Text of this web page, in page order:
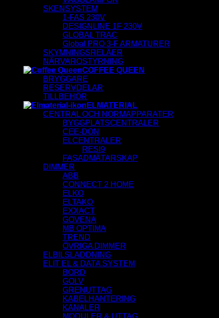
SKENSYSTEM
1-FAS 230V
DESIGNLINE 1F 230V
GLOBAL TRAC
Global PRO 3-F ARMATURER
SKYMNINGSRELÄER
NÄRVAROSTYRNING
COFFEE QUEEN
BRYGGARE
RESERVDELAR
TILLBEHÖR
ELMATERIAL
CENTRAL OCH NORMAPPARATER
BYGGPLATSCENTRALER
CEE-DON
ELCENTRALER
RESI9
FASADMÄTARSKAP
DIMMER
ABB
CONNECT 2 HOME
ELKO
ELTAKO
EXXACT
GOVENA
MB OPTIMA
TREND
ÖVRIGA DIMMER
ELBILSLADDNING
ELIT EL & DATA SYSTEM
BORD
GOLV
GRENUTTAG
KABELHANTERING
KANALER